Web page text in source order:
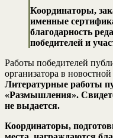
Координаторы,
именные
благодарность
победителей и
Работы победителей
организатора в
Литературные работы
«Размышления».
не выдается.
Координаторы,